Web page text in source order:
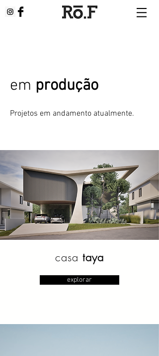
em produção
Projetos em andamento atualmente.
casataya
explorar